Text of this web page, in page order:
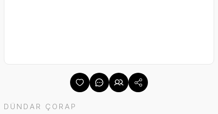
DÜNDAR ÇORAP